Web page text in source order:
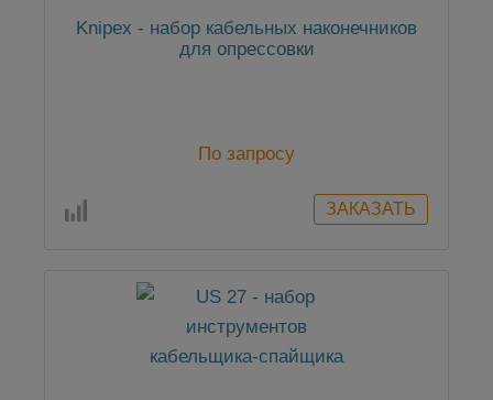
Knipex - набор кабельных наконечников
для опрессовки
По запросу